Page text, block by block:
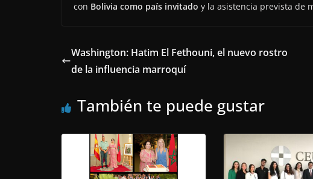
con Bolivia como país invitado y la asistencia prevista de
Washington: Hatim El Fethouni, el nuevo rostro
de la influencia marroquí
También te puede gustar